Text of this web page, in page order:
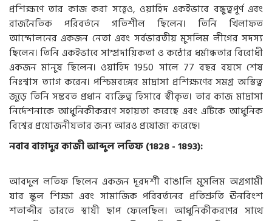
প্রশিক্ষণে তার কাজ করা সত্ত্বেও, ওয়াহিদ একইভাবে বন্ধুত্বপূর্ণ এবং
রাজনৈতিক পরিবর্তনে গতিশীল ছিলেন। তিনি খিলাফত
আন্দোলনের একজন নেতা এবং সর্বভারতীয় মুসলিম লীগের সদস্য
ছিলেন। তিনি একইভাবে সাম্প্রদায়িকতা ও কঠোর ধর্মান্ধতার বিরোধী
একজন মানুষ ছিলেন। ওয়াহিদ 1950 সালে 77 বছর বয়সে শেষ
নিঃশ্বাস ত্যাগ করেন। পশ্চিমবঙ্গের মাদ্রাসা প্রশিক্ষণের সমগ্র অস্তিত্ব
জুড়ে তিনি সম্ভবত প্রধান ব্যক্তিত্ব হিসাবে স্বীকৃত। তার কাজ মাদ্রাসা
নির্দেশনাকে আধুনিকীকরণে সহায়তা করেছে এবং এটিকে আধুনিক
বিশ্বের প্রয়োজনীয়তার জন্য আরও প্রযোজ্য করেছে।
নবাব বাহাদুর কাজী আব্দুল লতিফ (1828 - 1893):
আবদুল লতিফ ছিলেন একজন দূরদর্শী বাঙালি মুসলিম অগ্রগামী
যার স্কুল শিক্ষা এবং সামাজিক পরিবর্তনের প্রতিশ্রুতি ঊনবিংশ
শতাব্দীর ভারতে স্থায়ী ছাপ ফেলেছিল। আধুনিকীকরণের সাথে